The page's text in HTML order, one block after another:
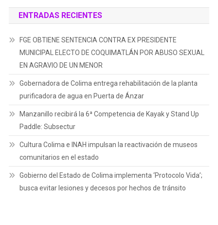
ENTRADAS RECIENTES
FGE OBTIENE SENTENCIA CONTRA EX PRESIDENTE
MUNICIPAL ELECTO DE COQUIMATLÁN POR ABUSO SEXUAL
EN AGRAVIO DE UN MENOR
Gobernadora de Colima entrega rehabilitación de la planta
purificadora de agua en Puerta de Ánzar
Manzanillo recibirá la 6ª Competencia de Kayak y Stand Up
Paddle: Subsectur
Cultura Colima e INAH impulsan la reactivación de museos
comunitarios en el estado
Gobierno del Estado de Colima implementa ‘Protocolo Vida’;
busca evitar lesiones y decesos por hechos de tránsito